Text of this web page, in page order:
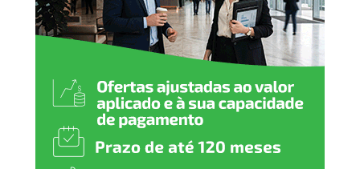
O prazo para saque seguirá até o último dia útil bancário
do ano, conforme as regras estabelecidas pelo Banco
Central, que define a data-limite para retirada dos